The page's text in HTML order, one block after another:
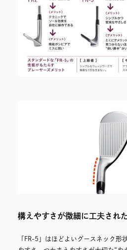
構えやすさが微細に工夫され
「FR-5」はほどよいグースネック形